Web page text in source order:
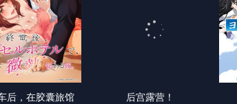
后，在胶囊旅馆 后宫露营！